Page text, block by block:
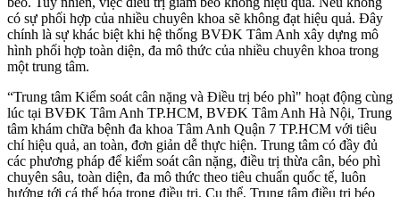
Chị Lương Thị Loan Thanh, 45 tuổi, sau 2,5 tháng điều trị tại
giảm hàng loạt chỉ số: 9,9kg cân nặng, 28cm vòng bụng, 5cm vòng
4kg/cm² chỉ số BMI. Đặc biệt, chị hết rối loạn đường huyết, hết
còn độ 1. Chị thay toàn bộ quần áo từ size XXL về size L.
Chị Lương Thị Loan Thanh được điều trị giảm cân, giảm mỡ
bằng công nghệ cao tại “Trung tâm Kiểm soát cân nặng và Điều
trị béo phì”, hệ thống BVĐK Tâm Anh